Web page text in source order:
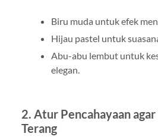
Biru muda untuk efek
Hijau pastel untuk
Abu-abu lembut untuk
elegan.
2. Atur Pencahayaan
Terang